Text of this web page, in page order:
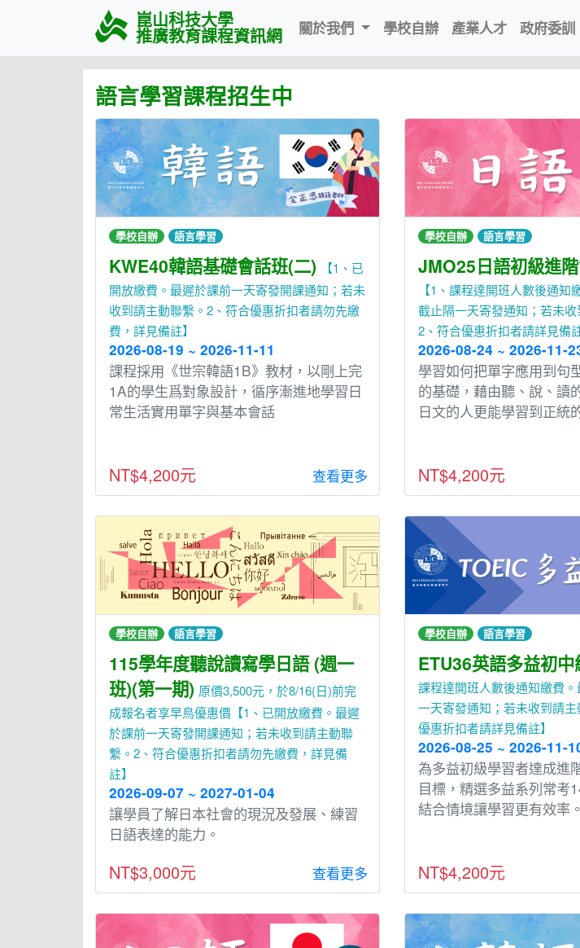
崑山科技大學
推廣教育課程資訊網 關於我們 學校自辦 產業人才 政府委訓
語言學習課程招生中
學校自辦 語言學習
KWE40韓語基礎會話班(二)
【1、已
開放繳費。最遲於課前一天寄發開課通知；若未
收到請主動聯繫。2、符合優惠折扣者請勿先繳
費，詳見備註】
2026-08-19 ~ 2026-11-11
課程採⽤《世宗韓語1B》教材，以剛上完
1A的學⽣爲對象設計，循序漸進地學習⽇
常⽣活實⽤單字與基本會話
NT$4,200元 查看更多
學校自辦 語言學習
JMO25日語初級進
【1、課程達開班人數後通知
截止隔一天寄發通知；若未收
2、符合優惠折扣者請詳見備註
2026-08-24 ~ 2026-11-
學習如何把單字應⽤到句
的基礎，藉由聽、說、讀
⽇文的⼈更能學習到正統
NT$4,200元
學校自辦 語言學習
115學年度聽說讀寫學日語 (週一
班)(第一期) 原價3,500元，於8/16(日)前完
成報名者享早鳥優惠價【1、已開放繳費。最遲
於課前一天寄發開課通知；若未收到請主動聯
繫。2、符合優惠折扣者請勿先繳費，詳見備
註】
2026-09-07 ~ 2027-01-04
讓學員了解日本社會的現況及發展、練習
日語表達的能力。
NT$3,000元 查看更多
學校自辦 語言學習
ETU36英語多益初
課程達開班人數後通知繳費
一天寄發通知；若未收到請
優惠折扣者請詳見備註】
2026-08-25 ~ 2026-11-
為多益初級學習者達成進
目標，精選多益系列常考
結合情境讓學習更有效率。
NT$4,200元